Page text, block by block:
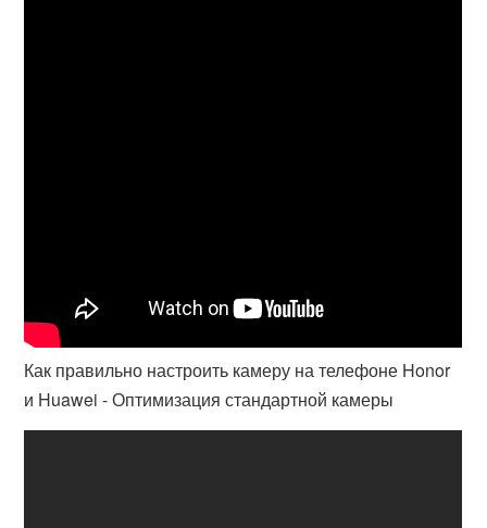
Как правильно настроить камеру на телефоне Honor
и Huawei - Оптимизация стандартной камеры